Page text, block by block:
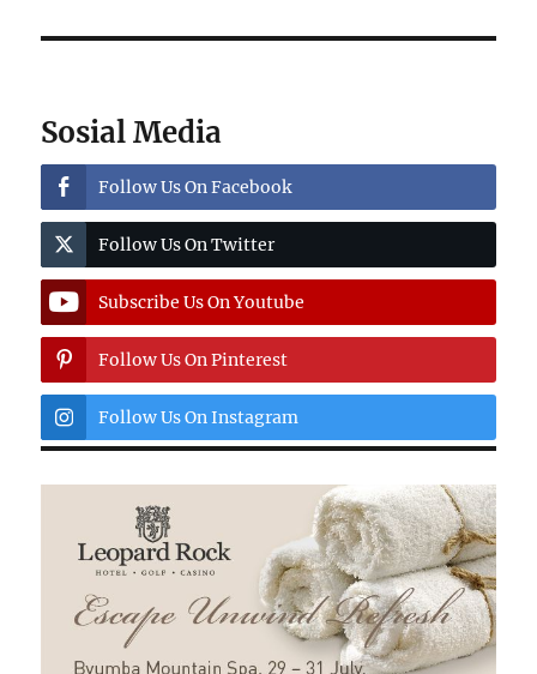
Sosial Media
Follow Us On Facebook
Follow Us On Twitter
Subscribe Us On Youtube
Follow Us On Pinterest
Follow Us On Instagram